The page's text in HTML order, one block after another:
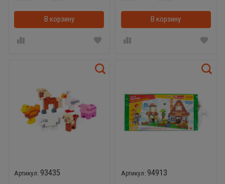
В корзину В корзинкеВ корзину
93435
94913